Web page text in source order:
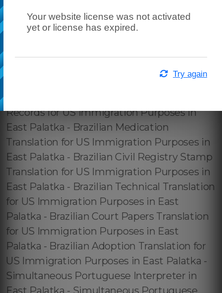
Your website license was not activated
yet or license has expired.
Try again